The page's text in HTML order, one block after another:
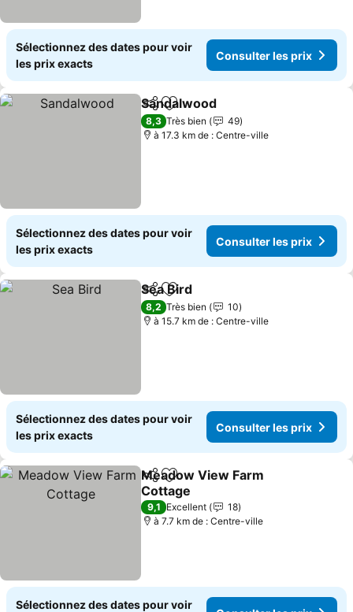
Sélectionnez des dates pour voir
les prix exacts
Consulter les prix
PartagerAjouter à mes favoris
Sandalwood
8,3 Très bien
49
à 17.3 km de : Centre-ville
Sélectionnez des dates pour voir
les prix exacts
Consulter les prix
PartagerAjouter à mes favoris
Sea Bird
8,2 Très bien
10
à 15.7 km de : Centre-ville
Sélectionnez des dates pour voir
les prix exacts
Consulter les prix
PartagerAjouter à mes favoris
Meadow View Farm
Cottage
Consulter les prix
9,1 Excellent
18
à 7.7 km de : Centre-ville
Sélectionnez des dates pour voir